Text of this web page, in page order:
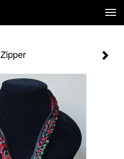
Zipper